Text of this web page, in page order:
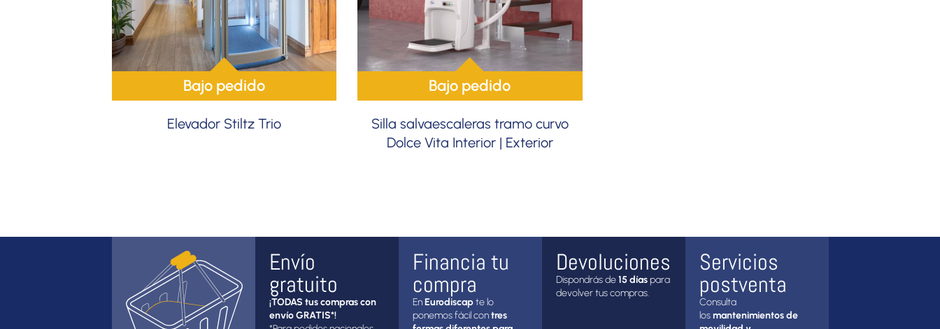
Bajo pedido
Elevador Stiltz Trio
Bajo pedido
Silla salvaescaleras tramo curvo
Dolce Vita Interior | Exterior
Envío
gratuito
¡TODAS tus compras con
envío GRATIS*!
Financia tu
compra
EnEurodiscapte lo
ponemos fácil contres
Devoluciones
Dispondrás de15 díaspara
devolver tus compras.
Servicios
postventa
Consulta
losmantenimientos de